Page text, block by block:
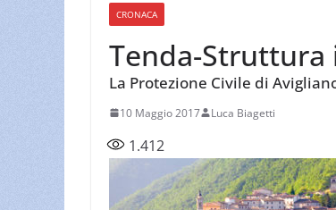
CRONACA
Tenda-Struttura
La Protezione Civile di
10 Maggio 2017 Luca Biagetti
1.412